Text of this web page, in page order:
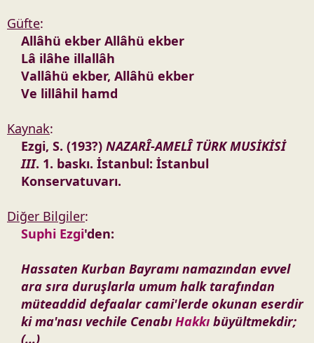
Güfte:
Allâhü ekber Allâhü ekber
Lâ ilâhe illallâh
Vallâhü ekber, Allâhü ekber
Ve lillâhil hamd
Kaynak:
Ezgi, S. (193?) NAZARÎ-AMELÎ TÜRK MUSİKİSİ
III. 1. baskı. İstanbul: İstanbul
Konservatuvarı.
Diğer Bilgiler:
Suphi Ezgi'den:
Hassaten Kurban Bayramı namazından evvel
ara sıra duruşlarla umum halk tarafından
müteaddid defaalar cami'lerde okunan eserdir
ki ma'nası vechile Cenabı Hakkı büyültmekdir;
(...)